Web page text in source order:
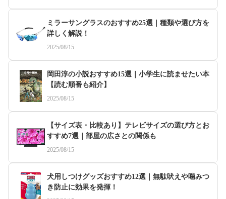
ミラーサングラスのおすすめ25選｜種類や選び方を
詳しく解説！
2025/08/15
岡田淳の小説おすすめ15選｜小学生に読ませたい本
【読む順番も紹介】
2025/08/15
【サイズ表・比較あり】テレビサイズの選び方とお
すすめ7選｜部屋の広さとの関係も
2025/08/15
犬用しつけグッズおすすめ12選｜無駄吠えや噛みつ
き防止に効果を発揮！